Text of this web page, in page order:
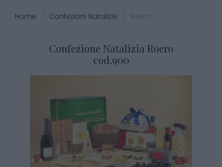
Home / Confezioni Natalizie / Roero
Confezione Natalizia Roero
cod.900